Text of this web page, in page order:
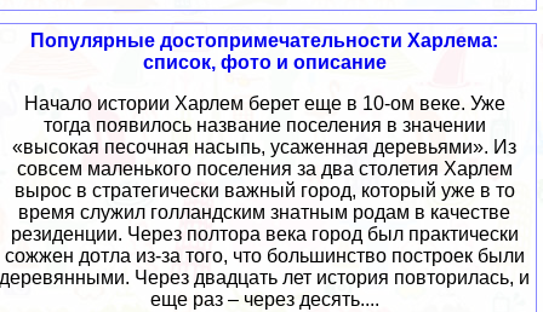
Популярные достопримечательности Харлема:
список, фото и описание
Начало истории Харлем берет еще в 10-ом веке. Уже
тогда появилось название поселения в значении
«высокая песочная насыпь, усаженная деревьями». Из
совсем маленького поселения за два столетия Харлем
вырос в стратегически важный город, который уже в то
время служил голландским знатным родам в качестве
резиденции. Через полтора века город был практически
сожжен дотла из-за того, что большинство построек были
деревянными. Через двадцать лет история повторилась, и
еще раз – через десять....